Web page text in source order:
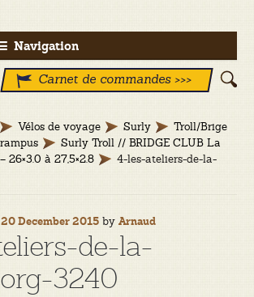
Navigation
Carnet de commandes >>>
Vélos de voyage Surly
Troll/Brige
Surly Troll // BRIDGE CLUB La
26×3.0 à 27,5×2.8
4-les-ateliers-de-la-
December 2015by Arnaud
de-la-
3240